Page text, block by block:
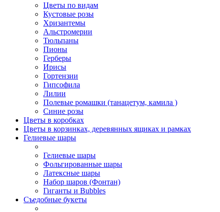
Цветы по видам
Кустовые розы
Хризантемы
Альстромерии
Тюльпаны
Пионы
Герберы
Ирисы
Гортензии
Гипсофила
Лилии
Полевые ромашки (танацетум, камила )
Синие розы
Цветы в коробках
Цветы в корзинках, деревянных ящиках и рамках
Гелиевые шары
Гелиевые шары
Фольгированные шары
Латексные шары
Набор шаров (Фонтан)
Гиганты и Bubbles
Съедобные букеты